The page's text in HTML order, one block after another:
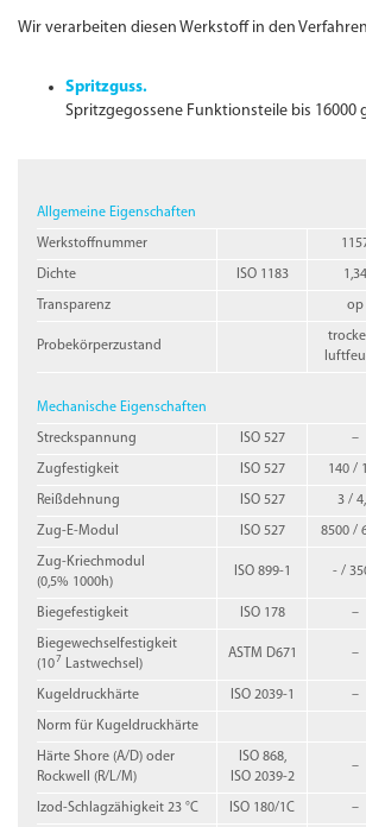
Wir verarbeiten diesen Werkstoff in den
Spritzguss.
Spritzgegossene Funktionsteile bis 16000
Allgemeine Eigenschaften
Werkstoffnummer
Dichte ISO 1183 1,34
Transparenz op
Probekörperzustand
Mechanische Eigenschaften
Streckspannung ISO 527 –
Zugfestigkeit ISO 527 140 /
Reißdehnung ISO 527 3 /
Zug-E-Modul ISO 527 8500 /
Zug-Kriechmodul
(0,5% 1000h)
ISO 899-1 - /
Biegefestigkeit ISO 178 –
Biegewechselfestigkeit
(107 Lastwechsel)
ASTM D671 –
Kugeldruckhärte ISO 2039-1 –
Norm für Kugeldruckhärte
Härte Shore (A/D) oder
Rockwell (R/L/M)
ISO 868,
ISO 2039-2
–
Izod-Schlagzähigkeit 23 °C ISO 180/1C –